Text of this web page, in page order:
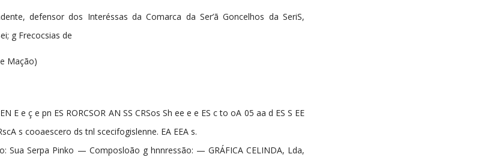
defensor dos Interéssas da Comarca da Ser’ã Goncelhos da SeriS,
g Frecocsias de
Mação)
E e ç e pn ES RORCSOR AN SS CRSos Sh ee e e ES c to oA 05 aa d ES S EE
s cooaescero ds tnl scecifogislenne. EA EEA s.
Sua Serpa Pinko — Composloão g hnnressão: — GRÁFICA CELINDA, Lda,